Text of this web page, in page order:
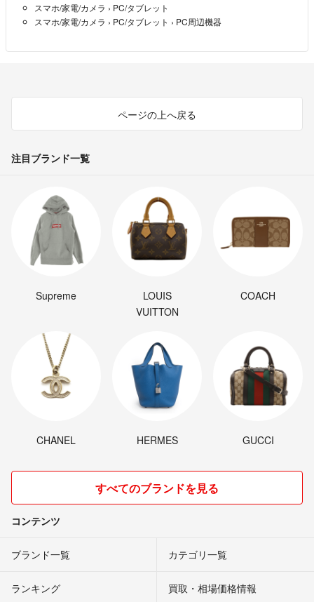
スマホ/家電/カメラ › PC/タブレット
スマホ/家電/カメラ › PC/タブレット › PC周辺機器
ページの上へ戻る
注目ブランド一覧
Supreme
LOUIS
VUITTON
COACH
CHANEL HERMES GUCCI
すべてのブランドを見る
コンテンツ
ブランド一覧 カテゴリ一覧
ランキング 買取・相場価格情報